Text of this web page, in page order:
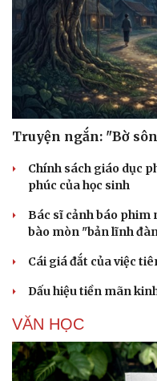
Cải chính
Truyện ngắn: "Bờ
Chính sách giáo dục
phúc của học sinh
Bác sĩ cảnh báo phim
bào mòn "bản lĩnh
Cái giá đắt của việc
Dấu hiệu tiền mãn
VĂN HỌC